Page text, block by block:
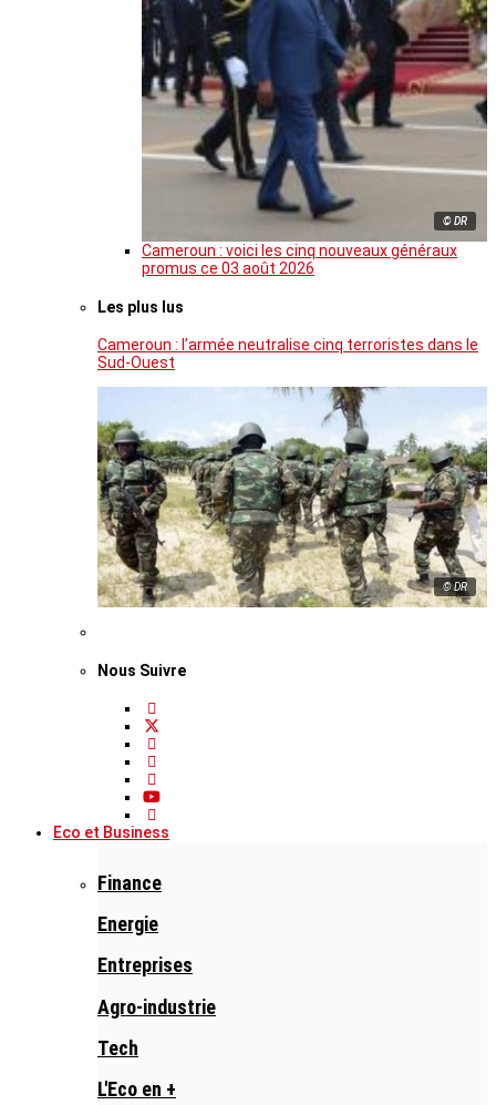
© DR
Cameroun : voici les cinq nouveaux généraux
promus ce 03 août 2026
Les plus lus
Cameroun : l’armée neutralise cinq terroristes dans le
Sud-Ouest
© DR
Nous Suivre
Eco et Business
Finance
Energie
Entreprises
Agro-industrie
Tech
L'Eco en +